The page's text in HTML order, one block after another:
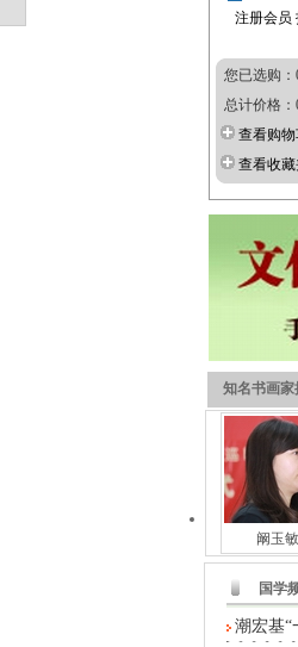
注册会员
您已选购：
总计价格：
查看购物
查看收藏
知名书画家
阚玉敏
国学
潮宏基“